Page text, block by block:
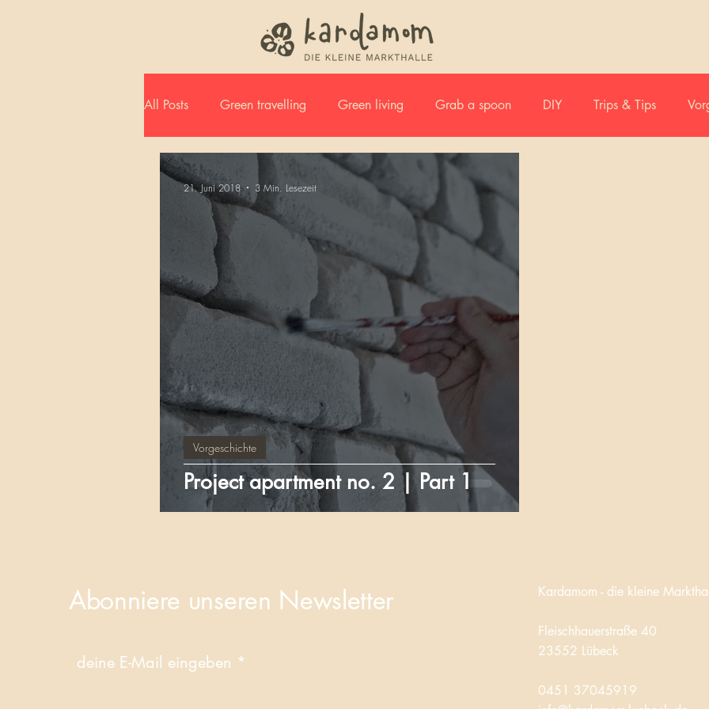
All Posts Green travelling Green living Grab a spoon DIY Trips & Tips
Jahreszusammenfassung
Project apartment no. 2 | Part 1
Vorgeschichte
21. Juni 2018 3 Min. Lesezeit
Abonniere unseren Newsletter
deine E-Mail eingeben
Kardamom - die kleine
Fleischhauerstraße 40
23552 Lübeck
0451 37045919